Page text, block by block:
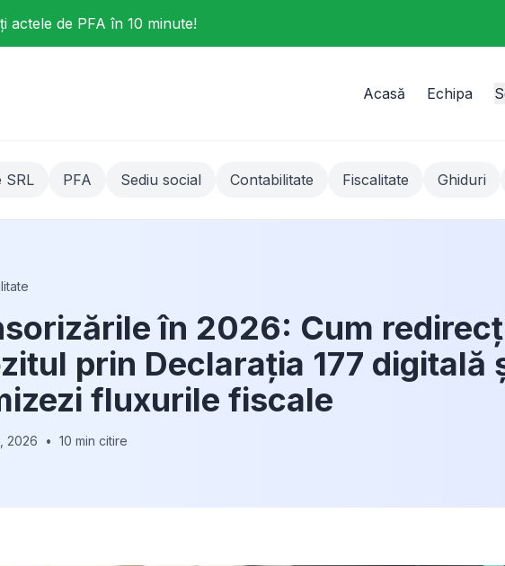
actele de PFA în 10 minute!
Acasă Echipa
SRL PFA Sediu social Contabilitate Fiscalitate Ghiduri
în 2026: Cum
prin Declarația 177 digitală
fluxurile fiscale
2026 • 10 min citire